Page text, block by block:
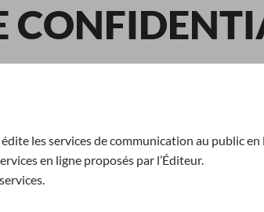
les services de communication au public en
en ligne proposés par l’Éditeur.